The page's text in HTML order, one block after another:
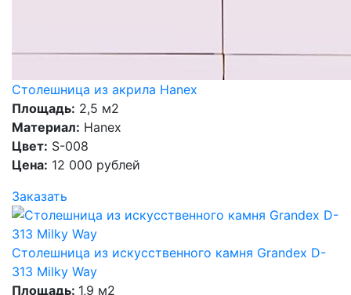
Столешница из акрила Hanex
Площадь: 2,5 м2
Материал: Hanex
Цвет: S-008
Цена: 12 000 рублей
Заказать
Столешница из искусственного камня Grandex D-
313 Milky Way
Площадь: 1,9 м2